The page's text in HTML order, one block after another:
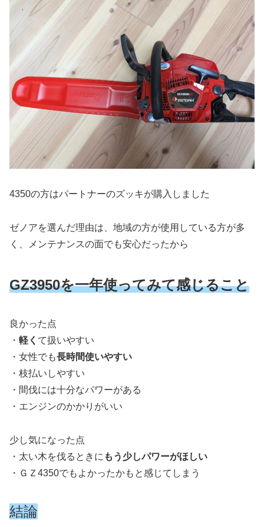
4350の方はパートナーのズッキが購入しました
ゼノアを選んだ理由は、地域の方が使用している方が多
く、メンテナンスの面でも安心だったから
GZ3950を一年使ってみて感じること
良かった点
・ 軽く て扱いやすい
・女性でも長時間使いやすい
・枝払いしやすい
・間伐には十分なパワーがある
・エンジンのかかりがいい
少し気になった点
・太い木を伐るときに もう少しパワーがほしい
・ＧＺ4350でもよかったかもと感じてしまう
結論